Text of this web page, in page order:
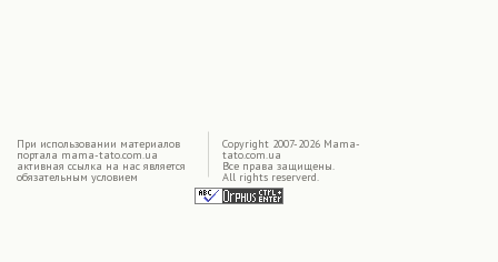
При использовании материалов
портала mama-tato.com.ua
активная ссылка на нас является
обязательным условием
Copyright 2007-2026 Mama-
tato.com.ua
Все права защищены.
All rights reserverd.